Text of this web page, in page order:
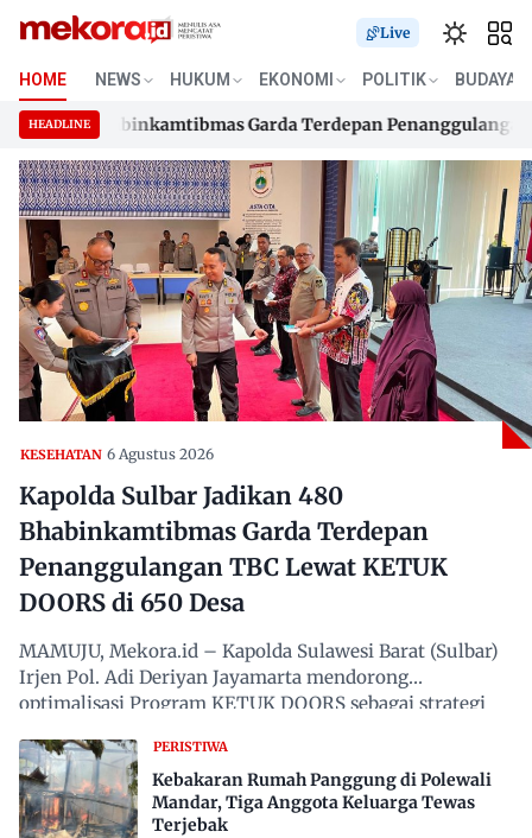
Skip
content
Live
HOME NEWS HUKUM EKONOMI POLITIK BUDAYA
HEADLINE
480 Bhabinkamtibmas Garda Terdepan Penanggulangan TBC
480 Bhabinkamtibmas Garda Terdepan Penanggulangan TBC
KESEHATAN 6 Agustus 2026
Kapolda Sulbar Jadikan 480
Bhabinkamtibmas Garda Terdepan
Penanggulangan TBC Lewat KETUK
DOORS di 650 Desa
MAMUJU, Mekora.id – Kapolda Sulawesi Barat (Sulbar)
Irjen Pol. Adi Deriyan Jayamarta mendorong
optimalisasi Program KETUK DOORS sebagai strategi
PERISTIWA
Kebakaran Rumah Panggung di Polewali
Mandar, Tiga Anggota Keluarga Tewas
Terjebak